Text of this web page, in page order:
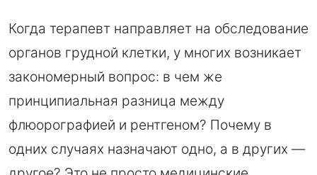
Когда терапевт направляет на обследование
органов грудной клетки, у многих возникает
закономерный вопрос: в чем же
принципиальная разница между
флюорографией и рентгеном? Почему в
одних случаях назначают одно, а в других —